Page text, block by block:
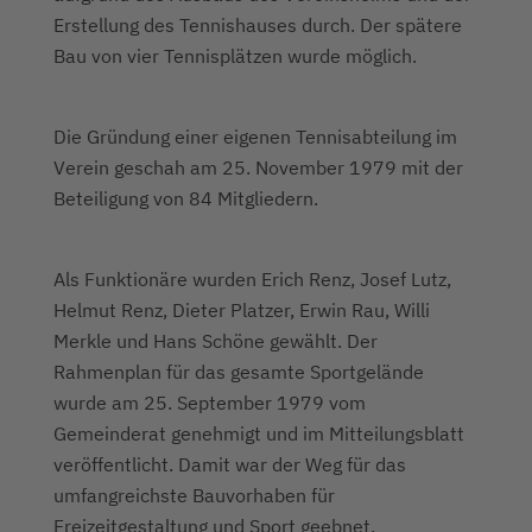
Erstellung des Tennishauses durch. Der spätere
Bau von vier Tennisplätzen wurde möglich.
Die Gründung einer eigenen Tennisabteilung im
Verein geschah am 25. November 1979 mit der
Beteiligung von 84 Mitgliedern.
Als Funktionäre wurden Erich Renz, Josef Lutz,
Helmut Renz, Dieter Platzer, Erwin Rau, Willi
Merkle und Hans Schöne gewählt. Der
Rahmenplan für das gesamte Sportgelände
wurde am 25. September 1979 vom
Gemeinderat genehmigt und im Mitteilungsblatt
veröffentlicht. Damit war der Weg für das
umfangreichste Bauvorhaben für
Freizeitgestaltung und Sport geebnet.